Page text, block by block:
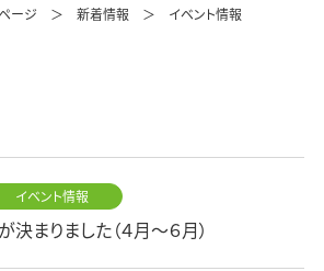
ージ 新着情報 イベント情報
イベント情報
まりました（４月～６月）